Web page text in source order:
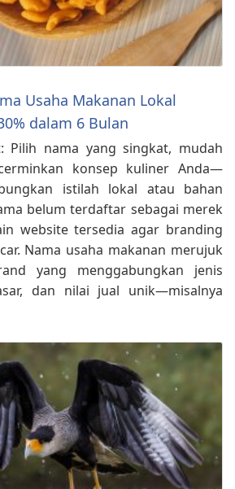
Usaha Makanan Lokal
dalam 6 Bulan
Pilih nama yang singkat, mudah
konsep kuliner Anda—
istilah lokal atau bahan
belum terdaftar sebagai merek
website tersedia agar branding
Nama usaha makanan merujuk
yang menggabungkan jenis
dan nilai jual unik—misalnya